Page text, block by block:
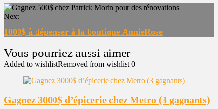
Next
1000$ à dépenser à la boutique AnnieRose
Added to wishlistRemoved from wishlist 0
Gagnez 3000$ d’épicerie chez Metro (3 gagnants)